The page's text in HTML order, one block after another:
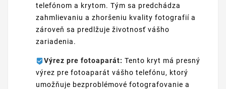
telefónom a krytom. Tým sa predchádza
zahmlievaniu a zhoršeniu kvality fotografií a
zároveň sa predlžuje životnosť vášho
zariadenia.
Výrez pre fotoaparát: Tento kryt má presný
výrez pre fotoaparát vášho telefónu, ktorý
umožňuje bezproblémové fotografovanie a